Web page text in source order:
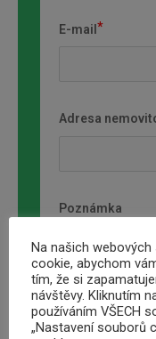
E-mail
Adresa
Poznámka
Na našich
cookie, abychom
tím, že si
návštěvy. Kliknutím
používáním VŠECH
„Nastavení souborů